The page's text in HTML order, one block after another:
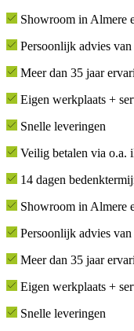
Showroom in Almere
Persoonlijk advies van
Meer dan 35 jaar
Eigen werkplaats +
Snelle leveringen
Veilig betalen via o.a.
14 dagen
Showroom in Almere
Persoonlijk advies van
Meer dan 35 jaar
Eigen werkplaats +
Snelle leveringen